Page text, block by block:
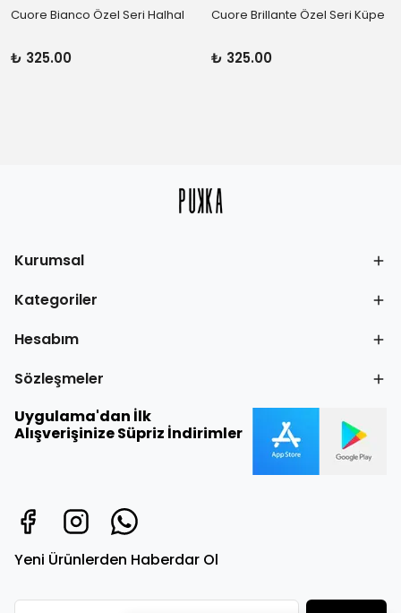
Cuore Bianco Özel Seri Halhal
₺ 325.00
Cuore Brillante Özel Seri Küpe
₺ 325.00
Kurumsal
Kategoriler
Hesabım
Sözleşmeler
Uygulama'dan İlk
Alışverişinize Süpriz İndirimler
Yeni Ürünlerden Haberdar Ol